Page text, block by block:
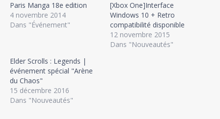
Paris Manga 18e edition
4 novembre 2014
Dans "Événement"
[Xbox One]Interface
Windows 10 + Retro
compatibilité disponible
12 novembre 2015
Dans "Nouveautés"
Elder Scrolls : Legends |
événement spécial "Arène
du Chaos"
15 décembre 2016
Dans "Nouveautés"